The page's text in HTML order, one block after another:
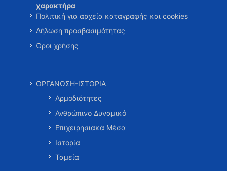
χαρακτήρα
Πολιτική για αρχεία καταγραφής και cookies
Δήλωση προσβασιμότητας
Όροι χρήσης
ΟΡΓΑΝΩΣΗ-ΙΣΤΟΡΙΑ
Αρμοδιότητες
Ανθρώπινο Δυναμικό
Επιχειρησιακά Μέσα
Ιστορία
Ταμεία